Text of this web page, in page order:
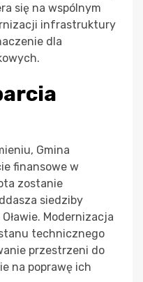
się na wspólnym
infrastruktury
dla
Gmina
finansowe w
zostanie
siedziby
Modernizacja
technicznego
przestrzeni do
na poprawę ich